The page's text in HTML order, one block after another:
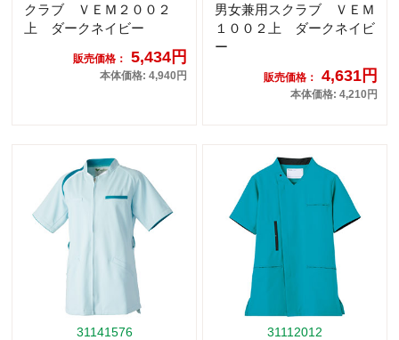
クラブ ＶＥＭ２００２
上 ダークネイビー
販売価格： 5,434円
本体価格: 4,940円
男女兼用スクラブ ＶＥＭ
１００２上 ダークネイビ
ー
販売価格： 4,631円
本体価格: 4,210円
31141576 31112012